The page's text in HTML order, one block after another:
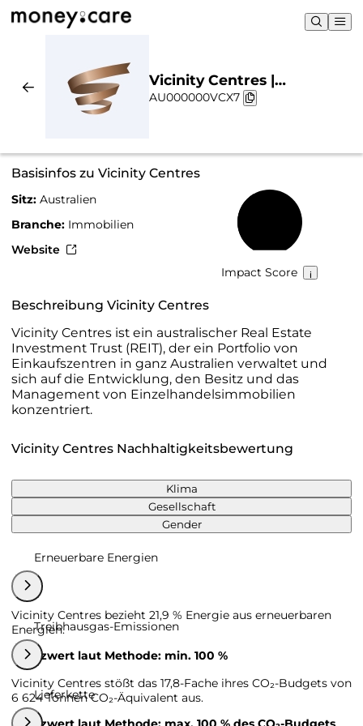
Vicinity Centres |
Nachhaltigkeit & Chart
AU000000VCX7
Basisinfos zu Vicinity Centres
Sitz: Australien
Branche: Immobilien
Website
Impact Score
Beschreibung Vicinity Centres
Vicinity Centres ist ein australischer Real Estate
Investment Trust (REIT), der ein Portfolio von
Einkaufszentren in ganz Australien verwaltet und
sich auf die Entwicklung, den Besitz und das
Management von Einzelhandelsimmobilien
konzentriert.
Vicinity Centres Nachhaltigkeitsbewertung
Klima
Gesellschaft
Gender
Erneuerbare Energien
Vicinity Centres bezieht 21,9 % Energie aus erneuerbaren
Energien.
Grenzwert laut Methode: min. 100 %
Treibhausgas-Emissionen
Vicinity Centres stößt das 17,8-Fache ihres CO₂-Budgets von
6 624 Tonnen CO₂-Äquivalent aus.
Lieferkette